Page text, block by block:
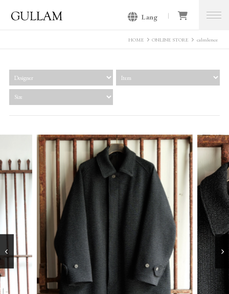
Lang
HOME ONLINE STORE calmlence